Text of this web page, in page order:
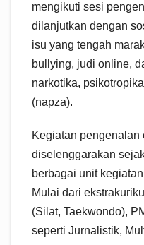
mengikuti sesi
dilanjutkan dengan
isu yang tengah
bullying, judi online,
narkotika,
(napza).
Kegiatan pengenalan
diselenggarakan
berbagai unit
Mulai dari
(Silat, Taekwondo),
seperti Jurnalistik,